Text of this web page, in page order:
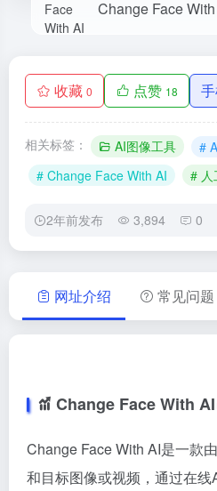
收藏 0 点赞 18
相关标签： AI图像工具 #
# Change Face With AI
# 人
2年前发布 3,894 0
网址介绍 常见问题
Change Face With AI
Change Face With AI是一款
和目标图像或视频，通过在线